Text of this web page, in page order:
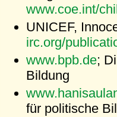
www.coe.int/
UNICEF,
irc.org/
www.bpb.de;
Bildung
für politische